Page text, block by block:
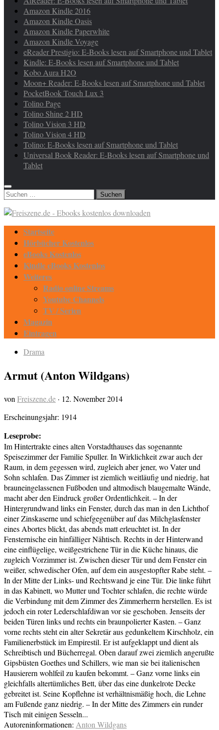
Amazon Kindle 2016
Amazon Kindle Oasis
Amazon Kindle Paperwhite
Amazon Kindle Voyage
eReader Prestigio: E-Books lesen auf Smartphone und Tablet
Kindle: E-Books lesen auf Smartphone und Tablet
Kobo Aura H2O
Moon+ Reader: E-Books lesen auf Smartphone und Tablet
PocketBook Touch Lux 3
Tolino Page
Tolino Shine 2 HD
Tolino Vision 3 HD
Tolino Vision 4 HD
Tolino: E-Books lesen auf Smartphone und Tablet
Universal Book Reader: E-Books lesen auf Smartphone und
Tablet
Suchen
Startseite
Hörbücher Kostenlos
eBooks Kostenlos
Kindle eBooks Kostenlos
Weiteres
Radio online Streams
Youtube Channels
TV / Serien
Magazin
Eintragen
Drama
Armut (Anton Wildgans)
von Freiszene.de · 12. November 2014
Erscheinungsjahr: 1914
Leseprobe:
Im Hintertrakte eines alten Vorstadthauses das sogenannte
Speisezimmer der Familie Spuller. In Wirklichkeit zwar auch der
Raum, in dem gegessen wird, zugleich aber jener, wo Vater und
Sohn schlafen. Das Zimmer ist ziemlich weitläufig und niedrig, hat
brauneingelassenen Fußboden und altmodisch blaugemalte Wände,
macht aber den Eindruck großer Ordentlichkeit. – In der
Hintergrundwand links ein Fenster, durch das man in den Lichthof
einer Zinskaserne und schiefgegenüber auf das Milchglasfenster
eines Abortes blickt, das abends matt erleuchtet ist. In der
Fensternische ein hinfälliger Nähtisch. Rechts in der Hinterwand
eine einflügelige, weißgestrichene Tür in die Küche hinaus, die
zugleich Vorzimmer ist. Zwischen dieser Tür und dem Fenster ein
weißer, schwedischer Ofen, auf dem ein ausgestopfter Rabe steht. –
In der Mitte der Links- und Rechtswand je eine Tür. Die linke führt
in das Kabinett, wo Mutter und Tochter schlafen, die rechte würde
die Verbindung mit dem Zimmer des Zimmerherrn herstellen. Es ist
jedoch ein roter Lederschlafdiwan vor sie geschoben. Jenseits der
beiden Türen links und rechts ein braunpolierter Kasten. – Ganz
vorne rechts steht ein alter Sekretär aus gedunkeltem Kirschholz, ein
Familienerbstück im Empirestil. Er ist aufgeklappt und dient als
Schreibtisch und Bücherregal. Oben darauf zwei ziemlich angerußte
Gipsbüsten Goethes und Schillers, wie man sie bei italienischen
Hausierern wohlfeil zu kaufen bekommt. – Ganz vorne links ein
gleichfalls altertümliches Bett, über das eine dunkelrote Decke
gebreitet ist. Seine Kopflehne ist verhältnismäßig hoch, die Lehne
am Fußende ganz niedrig. – In der Mitte des Zimmers ein runder
Tisch mit einigen Sesseln...
Autoreninformationen: Anton Wildgans